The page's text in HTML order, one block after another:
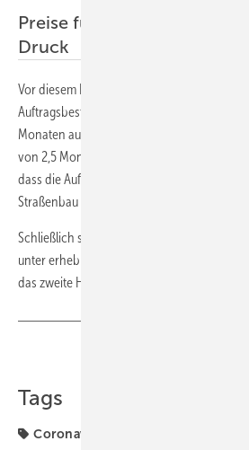
Preise für Bauleistungen
Druck
Vor diesem Hintergrund relativiert sich auch
Auftragsbestände. Zwar legten diese im
Monaten auf 3,7 Monate. Im Straßenbau
von 2,5 Monaten auf 2,3 Monate. Hier dürfte
dass die Auftragseingänge in den letzten
Straßenbau deutlich rückläufig waren.
Schließlich sehen die Bauunternehmer die
unter erheblichem Druck. Auch das trübt
das zweite Halbjahr weiter ein.
Tags
Coronavirus